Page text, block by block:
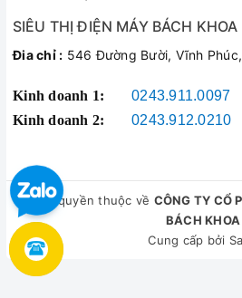
Không
Gioăng
Cao su siêu bền
Nhựa chịu nhiệt, cách nhiệt tốt
Nắp nồi
Hợp kim siêu bền, xử lý bởi công
Đáy nồi
SIÊU THỊ ĐIỆN MÁY BÁCH KHOA
Đia chỉ : 546 Đường Bười, Vĩnh
Kinh doanh 1:
0243.911.0097
Kinh doanh 2:
0243.912.0210
© Bản quyền thuộc về CÔNG TY CỔ
BÁCH KHOA
Cung cấp bởi